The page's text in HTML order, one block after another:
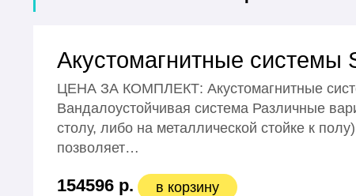
Акустомагнитные системы
ЦЕНА ЗА КОМПЛЕКТ: Акустомагнитные
Вандалоустойчивая система Различные
столу, либо на металлической стойке к
позволяет…
154596 р. в корзину